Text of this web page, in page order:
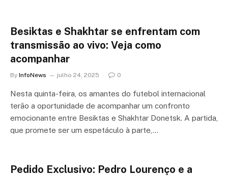
Besiktas e Shakhtar se enfrentam com
transmissão ao vivo: Veja como
acompanhar
By InfoNews julho 24, 2025 0
Nesta quinta-feira, os amantes do futebol internacional
terão a oportunidade de acompanhar um confronto
emocionante entre Besiktas e Shakhtar Donetsk. A partida,
que promete ser um espetáculo à parte,…
Pedido Exclusivo: Pedro Lourenço e a